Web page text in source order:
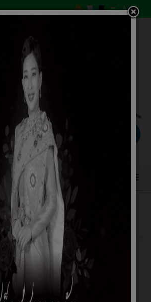
รบริการของ อปท.
ารและงานสารบรรณ
ารเรื่องร้องเรียนการทุจริต
ารเงินและบัญชี
ดเก็บรายได้